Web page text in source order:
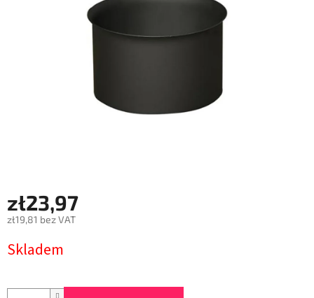
zł23,97
zł19,81 bez VAT
jednostkowa:
Skladem